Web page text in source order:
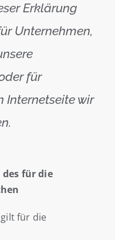
Erklärung
Unternehmen,
für
Internetseite wir
für die
für die